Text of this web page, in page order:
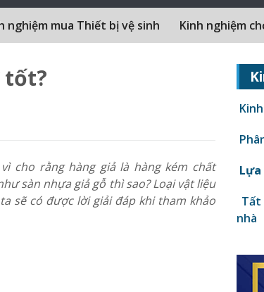
nghiệm mua Thiết bị vệ sinh Kinh nghiệm
tốt?
cho rằng hàng giả là hàng kém chất
sàn nhựa giả gỗ thì sao? Loại vật liệu
sẽ có được lời giải đáp khi tham khảo
Lựa
nhà